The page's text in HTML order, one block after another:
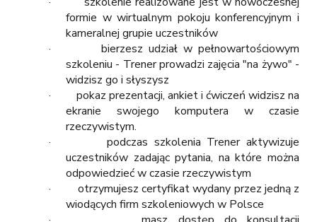
formie w wirtualnym pokoju konferencyjnym i
kameralnej grupie uczestników
· bierzesz udział w pełnowartościowym
szkoleniu - Trener prowadzi zajęcia "na żywo" -
widzisz go i słyszysz
· pokaz prezentacji, ankiet i ćwiczeń widzisz na
ekranie swojego komputera w czasie
rzeczywistym.
· podczas szkolenia Trener aktywizuje
uczestników zadając pytania, na które można
odpowiedzieć w czasie rzeczywistym
· otrzymujesz certyfikat wydany przez jedną z
wiodących firm szkoleniowych w Polsce